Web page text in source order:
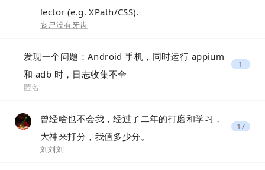
lector (e.g. XPath/CSS).
丧尸没有牙齿
发现一个问题：Android 手机，同时运行 appium
和 adb 时，日志收集不全
匿名
1
曾经啥也不会我，经过了二年的打磨和学习，
大神来打分，我值多少分。
刘刘刘
17